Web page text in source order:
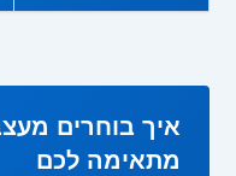
איך בוחרים
מתאימה לכם